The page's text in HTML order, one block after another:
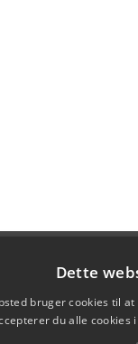
Dette
bruger cookies til
du alle cookies